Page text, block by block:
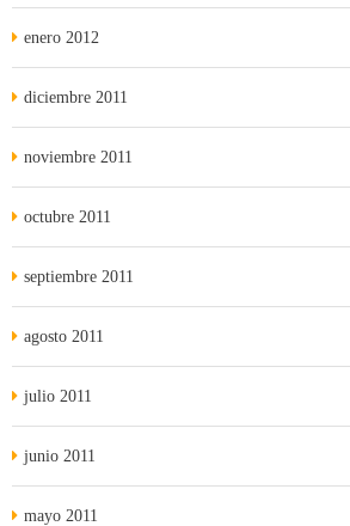
enero 2012
diciembre 2011
noviembre 2011
octubre 2011
septiembre 2011
agosto 2011
julio 2011
junio 2011
mayo 2011